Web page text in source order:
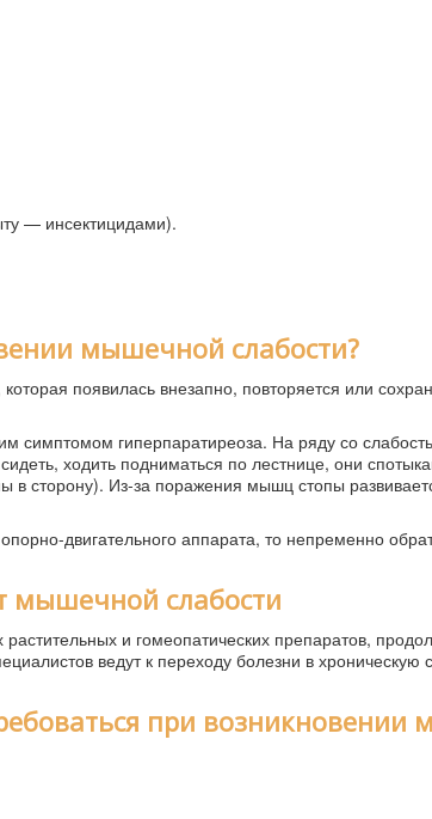
— инсектицидами).
мышечной слабости?
появилась внезапно, повторяется или
симптомом гиперпаратиреоза. На ряду со
ходить подниматься по лестнице, они
в сторону). Из-за поражения мышц стопы
двигательного аппарата, то непременно
мышечной слабости
и гомеопатических препаратов,
ведут к переходу болезни в хроническую
при возникновении